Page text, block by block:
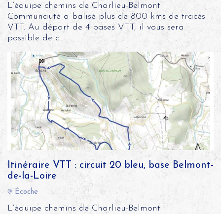
L’équipe chemins de Charlieu-Belmont
Communauté a balisé plus de 800 kms de tracés
VTT. Au départ de 4 bases VTT, il vous sera
possible de c...
Itinéraire VTT : circuit 20 bleu, base Belmont-
de-la-Loire
Écoche
L’équipe chemins de Charlieu-Belmont